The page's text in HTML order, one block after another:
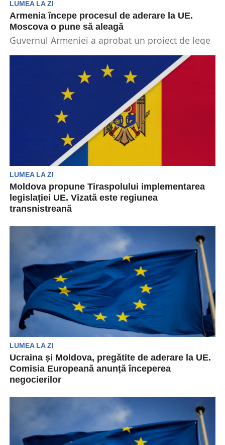
LUMEA LA ZI
Armenia începe procesul de aderare la UE.
Moscova o pune să aleagă
Guvernul Armeniei a aprobat un proiect de lege
LUMEA LA ZI
Moldova propune Tiraspolului implementarea
legislației UE. Vizată este regiunea
transnistreană
la Tiraspol să implementeze legislația Uniunii
Europene pe teritoriul regiunii...
LUMEA LA ZI
Ucraina și Moldova, pregătite de aderare la UE.
Comisia Europeană anunță începerea
negocierilor
UE că Ucraina și Moldova îndeplinesc condițiile
pentru a adera la...